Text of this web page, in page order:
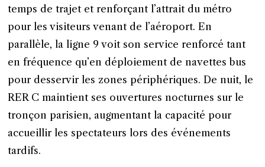
temps de trajet et renforçant l’attrait du métro
pour les visiteurs venant de l’aéroport. En
parallèle, la ligne 9 voit son service renforcé tant
en fréquence qu’en déploiement de navettes bus
pour desservir les zones périphériques. De nuit, le
RER C maintient ses ouvertures nocturnes sur le
tronçon parisien, augmentant la capacité pour
accueillir les spectateurs lors des événements
tardifs.